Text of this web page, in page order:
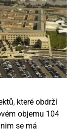
které obdrží
objemu 104
se má